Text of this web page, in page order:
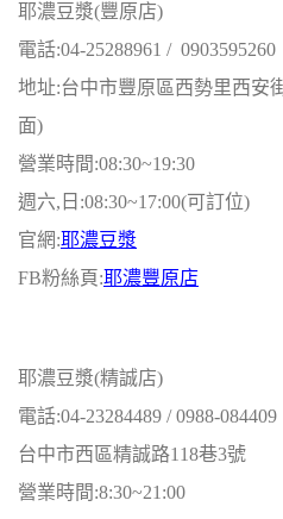
耶濃豆漿(豐原店)
電話:04-25288961 / 0903595260
地址:台中市豐原區西勢里西安
面)
營業時間:08:30~19:30
週六,日:08:30~17:00(可訂位)
官網:耶濃豆漿
FB粉絲頁:耶濃豐原店
耶濃豆漿(精誠店)
電話:04-23284489 / 0988-084409
台中市西區精誠路118巷3號
營業時間:8:30~21:00